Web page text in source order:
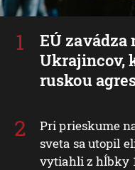
EÚ zavádza
Ukrajincov,
ruskou
Pri prieskume
sveta sa utopil
vytiahli z hĺbky